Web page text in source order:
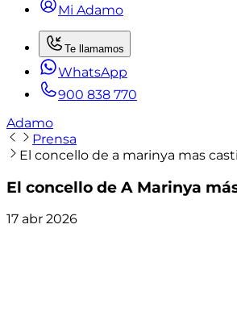
Mi Adamo
Te llamamos
WhatsApp
900 838 770
Adamo
Prensa
El concello de a marinya mas
El concello de A Marinya
17 abr 2026